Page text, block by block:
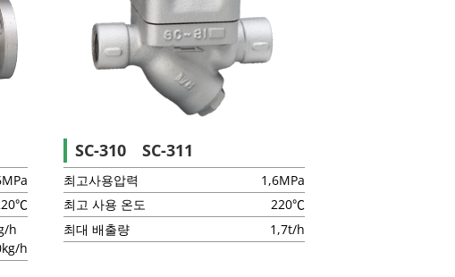
h
h
SC-310 SC-311
최고사용압력
1,6MPa
최고 사용 온도
220℃
최대 배출량
1,7t/h